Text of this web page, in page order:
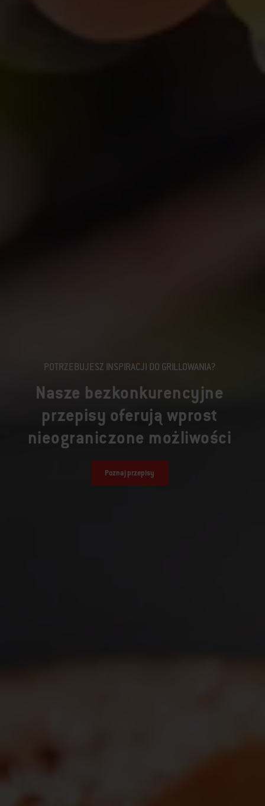
POTRZEBUJESZ INSPIRACJI DO GRILLOWANIA?
Nasze bezkonkurencyjne
przepisy oferują wprost
nieograniczone możliwości
Poznaj przepisy